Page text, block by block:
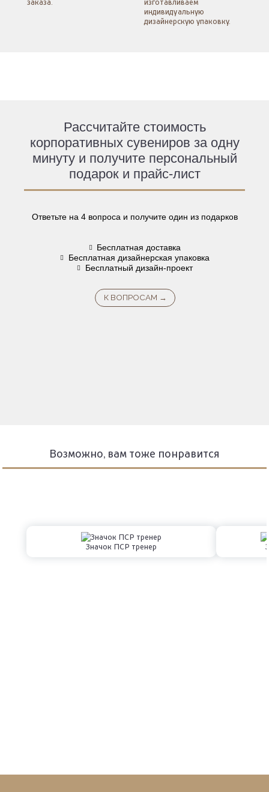
индивидуальную
дизайнерскую упаковку.
Рассчитайте стоимость
корпоративных сувениров за одну
минуту и получите персональный
подарок и прайс-лист
Ответьте на 4 вопроса и получите один из подарков
Бесплатная доставка
Бесплатная дизайнерская упаковка
Бесплатный дизайн-проект
Возможно, вам тоже понравится
Значок ПСР тренер